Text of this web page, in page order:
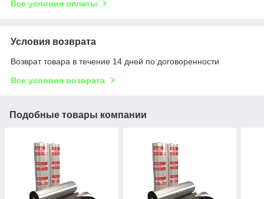
Все условия оплаты
Условия возврата
Возврат товара в течение 14 дней по договоренности
Все условия возврата
Подобные товары компании